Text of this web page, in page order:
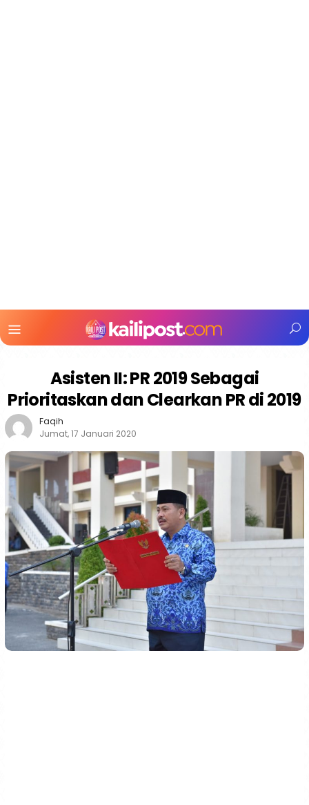
Mobile
Asisten II: PR 2019 Sebagai
Prioritaskan dan Clearkan PR di 2019
Faqih
Jumat, 17 Januari 2020